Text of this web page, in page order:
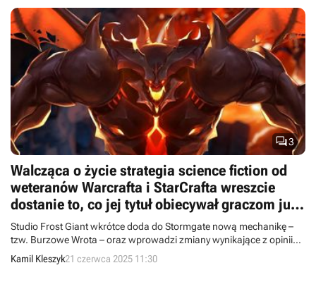
3
Walcząca o życie strategia science fiction od
weteranów Warcrafta i StarCrafta wreszcie
dostanie to, co jej tytuł obiecywał graczom już
na premierę
Studio Frost Giant wkrótce doda do Stormgate nową mechanikę –
tzw. Burzowe Wrota – oraz wprowadzi zmiany wynikające z opinii
graczy.
Kamil Kleszyk21 czerwca 2025 11:30